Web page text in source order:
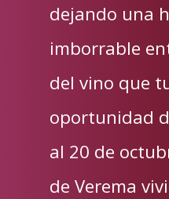
dejando una
imborrable
del vino que
oportunidad
al 20 de
de Verema